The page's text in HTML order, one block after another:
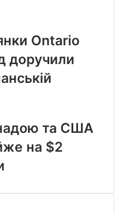
Ontario
доручили
та США
на $2